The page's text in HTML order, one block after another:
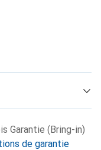
Garantie (Bring-in)
de garantie